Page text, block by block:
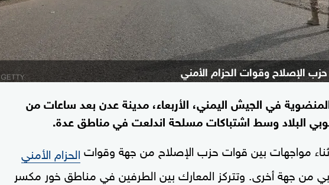
الإصلاح وقوات الحزام الأمني
في الجيش اليمني، الأربعاء، مدينة عدن بعد ساعات من
البلاد وسط اشتباكات مسلحة اندلعت في مناطق عدة.
مواجهات بين قوات حزب الإصلاح من جهة وقوات الحزام الأمني
من جهة أخرى. وتتركز المعارك بين الطرفين في مناطق خور مكسر